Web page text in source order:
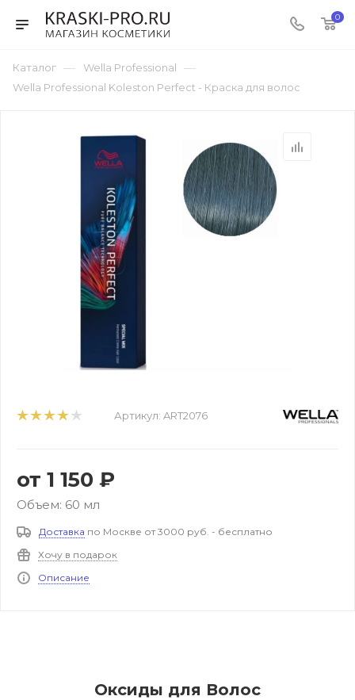
0
Каталог — Wella Professional —
Wella Professional Koleston Perfect - Краска для волос
Артикул: ART2076
от 1 150 ₽
Объем: 60 мл
Доставка по Москве от 3000 руб. - бесплатно
Хочу в подарок
Описание
Оксиды для Волос